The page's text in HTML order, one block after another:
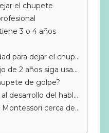
el chupete
3 o 4 años
para dejar el chupete?
siga usando el chupete?
de golpe?
desarrollo del habla?
cerca de Sotogrande?